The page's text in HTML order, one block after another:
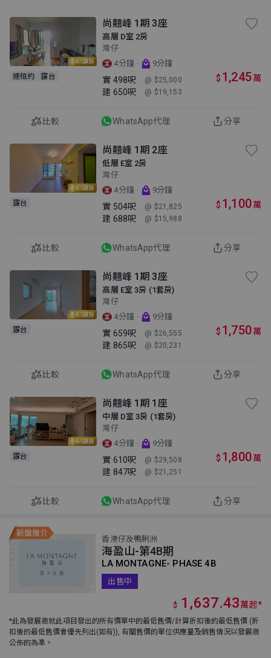
AI講房
連租約 露台
尚翹峰 1期 3座
高層 D室 2房
灣仔
4分鐘 · 9分鐘
實 498呎 @ $25,000
建 650呎 @ $19,153
$ 1,245萬
比較 WhatsApp代理 分享
AI講房
露台
尚翹峰 1期 2座
低層 E室 2房
灣仔
4分鐘 · 9分鐘
實 504呎 @ $21,825
建 688呎 @ $15,988
$ 1,100萬
比較 WhatsApp代理 分享
AI講房
露台
尚翹峰 1期 3座
高層 E室 3房 (1套房)
灣仔
4分鐘 · 9分鐘
實 659呎 @ $26,555
建 865呎 @ $20,231
$ 1,750萬
比較 WhatsApp代理 分享
AI講房
露台
尚翹峰 1期 1座
中層 D室 3房 (1套房)
灣仔
4分鐘 · 9分鐘
實 610呎 @ $29,508
建 847呎 @ $21,251
$ 1,800萬
比較 WhatsApp代理 分享
香港仔及鴨脷洲
海盈山-第4B期
LA MONTAGNE- PHASE 4B
出售中
$ 1,637.43萬起*
*此為發展商就此項目發出的所有價單中的最低售價/計算折扣後的最低售價 (折
扣後的最低售價會優先列出(如有)), 有關售價的單位供應量及銷售情況以發展商
公佈的為準。